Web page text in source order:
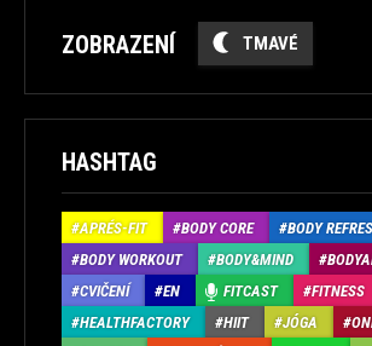
ZOBRAZENÍ TMAVÉ
HASHTAG
APRÉS-FIT BODY CORE
BODY
BODY WORKOUT
BODY&MIND
CVIČENÍ
EN FITCAST FITNESS
HEALTHFACTORY
HIIT JÓGA